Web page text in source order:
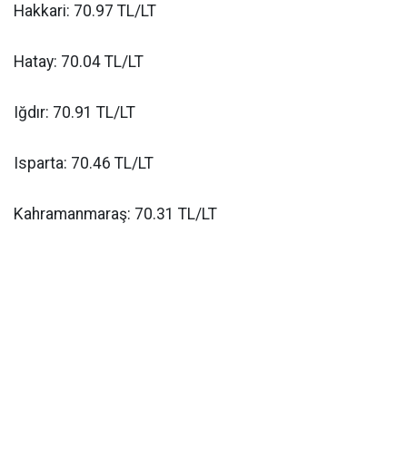
Hakkari: 70.97 TL/LT
Hatay: 70.04 TL/LT
Iğdır: 70.91 TL/LT
Isparta: 70.46 TL/LT
Kahramanmaraş: 70.31 TL/LT